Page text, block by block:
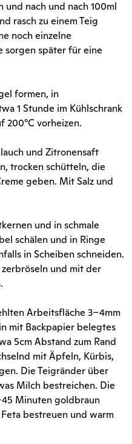
und nach und nach 100ml
rasch zu einem Teig
noch einzelne
sorgen später für eine
formen, in
1 Stunde im Kühlschrank
200°C vorheizen.
und Zitronensaft
trocken schütteln, die
geben. Mit Salz und
und in schmale
schälen und in Ringe
in Scheiben schneiden.
und mit der
Arbeitsfläche 3–4mm
mit Backpapier belegtes
5cm Abstand zum Rand
mit Äpfeln, Kürbis,
Die Teigränder über
Milch bestreichen. Die
Minuten goldbraun
bestreuen und warm